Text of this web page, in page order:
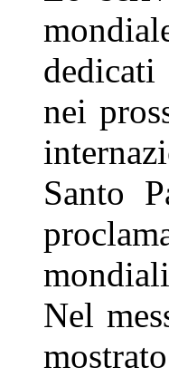
nei
Santo
Nel